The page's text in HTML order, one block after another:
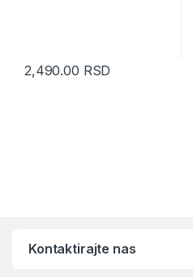
2,490.00 RSD
Kontaktirajte nas